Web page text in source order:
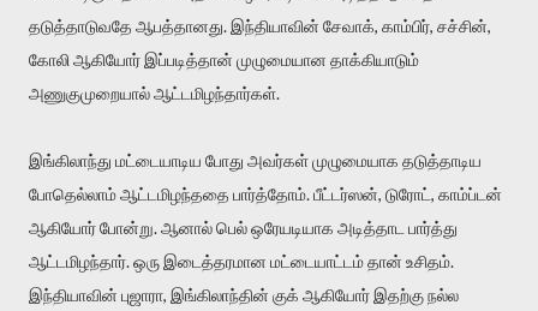
தடுத்தாடுவதே ஆபத்தானது. இந்தியாவின் சேவாக், காம்பிர், சச்சின்,
கோலி ஆகியோர் இப்படித்தான் முழுமையான தாக்கியாடும்
அணுகுமுறையால் ஆட்டமிழந்தார்கள்.
இங்கிலாந்து மட்டையாடிய போது அவர்கள் முழுமையாக தடுத்தாடிய
போதெல்லாம் ஆட்டமிழந்ததை பார்த்தோம். பீட்டர்ஸன், டுரோட், காம்ப்டன்
ஆகியோர் போன்று. ஆனால் பெல் ஒரேயடியாக அடித்தாட பார்த்து
ஆட்டமிழந்தார். ஒரு இடைத்தரமான மட்டையாட்டம் தான் உசிதம்.
இந்தியாவின் புஜாரா, இங்கிலாந்தின் குக் ஆகியோர் இதற்கு நல்ல